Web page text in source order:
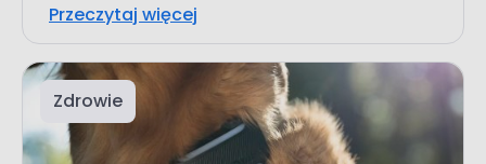
Przeczytaj więcej
Zdrowie